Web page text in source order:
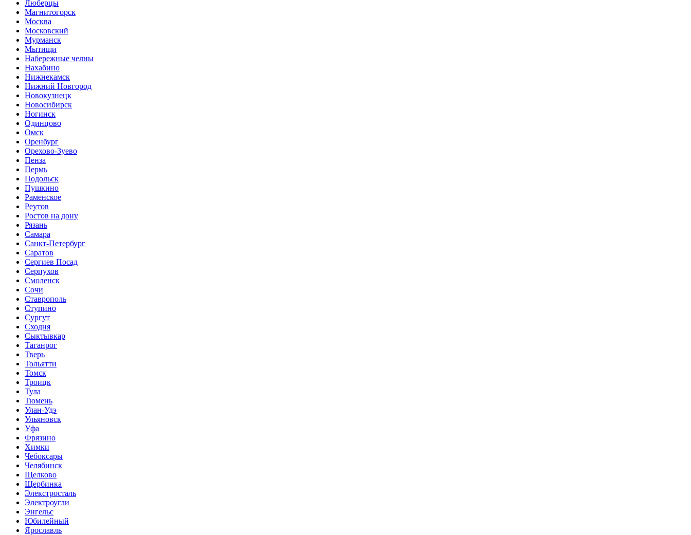
Люберцы
Магнитогорск
Москва
Московский
Мурманск
Мытищи
Набережные челны
Нахабино
Нижнекамск
Нижний Новгород
Новокузнецк
Новосибирск
Ногинск
Одинцово
Омск
Оренбург
Орехово-Зуево
Пенза
Пермь
Подольск
Пушкино
Раменское
Реутов
Ростов на дону
Рязань
Самара
Санкт-Петербург
Саратов
Сергиев Посад
Серпухов
Смоленск
Сочи
Ставрополь
Ступино
Сургут
Сходня
Сыктывкар
Таганрог
Тверь
Тольятти
Томск
Троицк
Тула
Тюмень
Улан-Удэ
Ульяновск
Уфа
Фрязино
Химки
Чебоксары
Челябинск
Щелково
Щербинка
Элекстросталь
Электроугли
Энгельс
Юбилейный
Ярославль